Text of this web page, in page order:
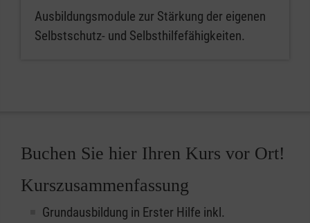
Ausbildungsmodule zur Stärkung der eigenen
Selbstschutz- und Selbsthilfefähigkeiten.
Buchen Sie hier Ihren Kurs vor Ort!
Kurszusammenfassung
Grundausbildung in Erster Hilfe inkl.